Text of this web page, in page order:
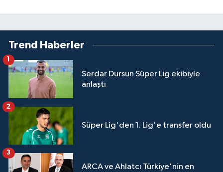
Trend Haberler
Serdar Dursun Süper Lig ekibiyle
anlaştı
Süper Lig'den 1. Lig'e transfer oldu
2
ARCA ve Ahlatcı Türkiye'nin en
3